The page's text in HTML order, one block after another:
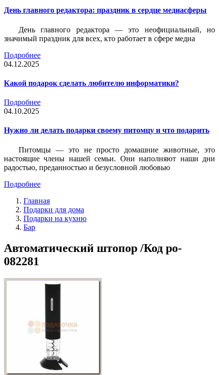
День главного редактора: праздник в сердце медиасферы
День главного редактора — это неофициальный, но
значимый праздник для всех, кто работает в сфере медиа
Подробнее
04.12.2025
Какой подарок сделать любителю информатики?
Подробнее
04.10.2025
Нужно ли делать подарки своему питомцу и что подарить
Питомцы — это не просто домашние животные, это
настоящие члены нашей семьи. Они наполняют наши дни
радостью, преданностью и безусловной любовью
Подробнее
Главная
Подарки для дома
Подарки на кухню
Бар
Автоматический штопор /Код po-
082281